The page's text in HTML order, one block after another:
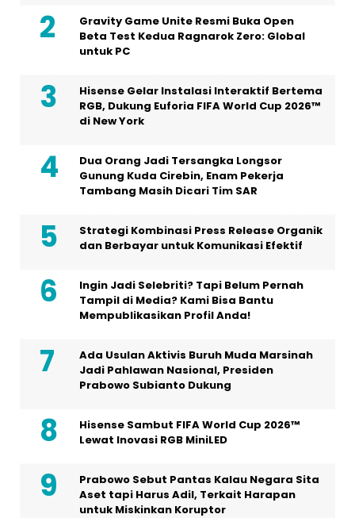
Gravity Game Unite Resmi Buka Open
Beta Test Kedua Ragnarok Zero: Global
untuk PC
Hisense Gelar Instalasi Interaktif Bertema
RGB, Dukung Euforia FIFA World Cup 2026™
di New York
Dua Orang Jadi Tersangka Longsor
Gunung Kuda Cirebin, Enam Pekerja
Tambang Masih Dicari Tim SAR
Strategi Kombinasi Press Release Organik
dan Berbayar untuk Komunikasi Efektif
Ingin Jadi Selebriti? Tapi Belum Pernah
Tampil di Media? Kami Bisa Bantu
Mempublikasikan Profil Anda!
Ada Usulan Aktivis Buruh Muda Marsinah
Jadi Pahlawan Nasional, Presiden
Prabowo Subianto Dukung
Hisense Sambut FIFA World Cup 2026™
Lewat Inovasi RGB MiniLED
Prabowo Sebut Pantas Kalau Negara Sita
Aset tapi Harus Adil, Terkait Harapan
untuk Miskinkan Koruptor